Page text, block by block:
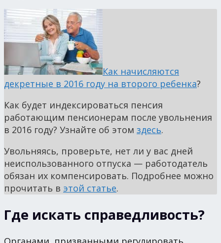
Как начисляются
декретные в 2016 году на второго ребенка?
Как будет индексироваться пенсия
работающим пенсионерам после увольнения
в 2016 году? Узнайте об этом здесь.
Увольняясь, проверьте, нет ли у вас дней
неиспользованного отпуска — работодатель
обязан их компенсировать. Подробнее можно
прочитать в этой статье.
Где искать справедливость?